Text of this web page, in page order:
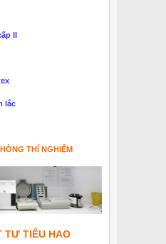
II
lắc
THÍ NGHIỆM
TƯ TIÊU HAO